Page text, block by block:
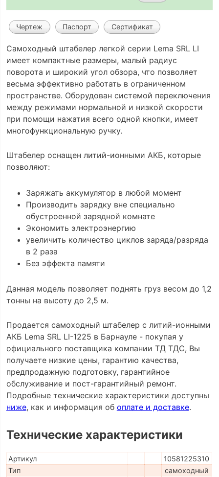
Чертеж Паспорт Сертификат
Самоходный штабелер легкой серии Lema SRL LI
имеет компактные размеры, малый радиус
поворота и широкий угол обзора, что позволяет
весьма эффективно работать в ограниченном
пространстве. Оборудован системой переключения
между режимами нормальной и низкой скорости
при помощи нажатия всего одной кнопки, имеет
многофункциональную ручку.
Штабелер оснащен литий-ионными АКБ, которые
позволяют:
Заряжать аккумулятор в любой момент
Производить зарядку вне специально
обустроенной зарядной комнате
Экономить электроэнергию
увеличить количество циклов заряда/разряда
в 2 раза
Без эффекта памяти
Данная модель позволяет поднять груз весом до 1,2
тонны на высоту до 2,5 м.
Продается самоходный штабелер с литий-ионными
АКБ Lema SRL LI-1225 в Барнауле - покупая у
официального поставщика компании ТД ТДС, Вы
получаете низкие цены, гарантию качества,
предпродажную подготовку, гарантийное
обслуживание и пост-гарантийный ремонт.
Подробные технические характеристики доступны
ниже, как и информация об оплате и доставке.
Технические характеристики
Артикул
10581225310
Тип
самоходный